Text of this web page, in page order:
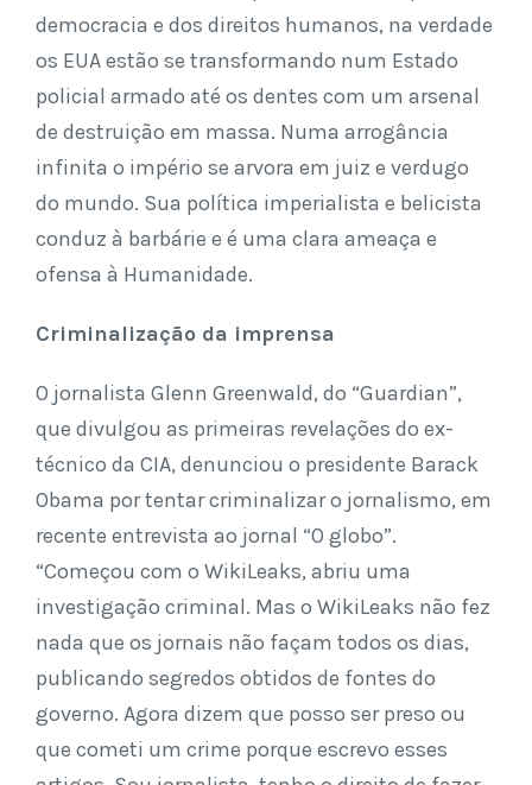
democracia e dos direitos humanos, na verdade
os EUA estão se transformando num Estado
policial armado até os dentes com um arsenal
de destruição em massa. Numa arrogância
infinita o império se arvora em juiz e verdugo
do mundo. Sua política imperialista e belicista
conduz à barbárie e é uma clara ameaça e
ofensa à Humanidade.
Criminalização da imprensa
O jornalista Glenn Greenwald, do “Guardian”,
que divulgou as primeiras revelações do ex-
técnico da CIA, denunciou o presidente Barack
Obama por tentar criminalizar o jornalismo, em
recente entrevista ao jornal “O globo”.
“Começou com o WikiLeaks, abriu uma
investigação criminal. Mas o WikiLeaks não fez
nada que os jornais não façam todos os dias,
publicando segredos obtidos de fontes do
governo. Agora dizem que posso ser preso ou
que cometi um crime porque escrevo esses